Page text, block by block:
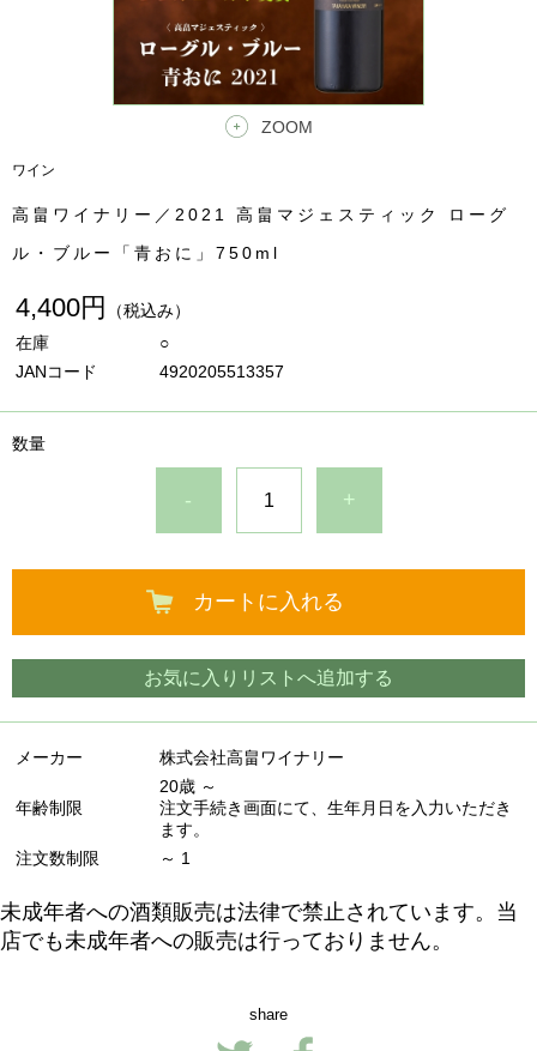
ZOOM
ワイン
高畠ワイナリー／2021 高畠マジェスティック ローグ
ル・ブルー「青おに」750ml
4,400円
（税込み）
在庫
○
JANコード
4920205513357
数量
- +
カートに入れる
お気に入りリストへ追加する
メーカー 株式会社高畠ワイナリー
年齢制限
20歳 ～
注文手続き画面にて、生年月日を入力いただき
ます。
注文数制限
～ 1
未成年者への酒類販売は法律で禁止されています。当
店でも未成年者への販売は行っておりません。
share